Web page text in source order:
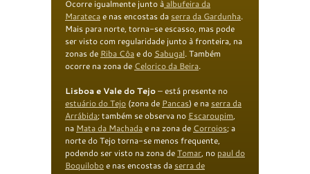
Ocorre igualmente junto àalbufeira da
Maratecae nas encostas da serrada Gardunha.
Mais para norte, torna-se escasso, mas pode
ser visto com regularidade junto à fronteira, na
zonas de Riba Côae do Sabugal. Também
ocorre na zona de Celorico da Beira.
Lisboa e Vale do Tejo– está presente no
estuário do Tejo (zona de Pancas) e na serra da
Arrábida; também se observa no Escaroupim,
na Mata da Machadae na zona de Corroios; a
norte do Tejo torna-se menos frequente,
podendo ser visto na zona deTomar, no pauldo
Boquiloboe nas encostas da serra de